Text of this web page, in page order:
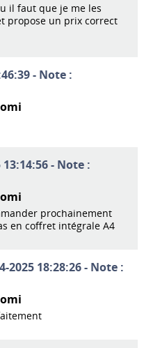
il faut que je me les
propose un prix correct
- Note :
- Note :
prochainement
en coffret intégrale A4
2025 18:28:26 - Note :